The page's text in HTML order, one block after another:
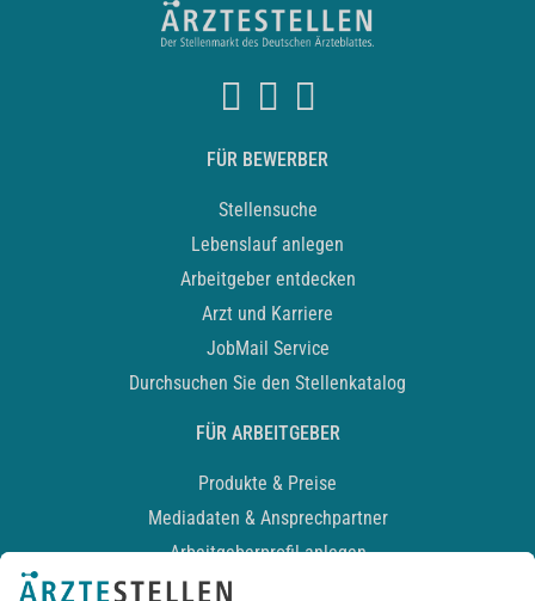
FÜR BEWERBER
Stellensuche
Lebenslauf anlegen
Arbeitgeber entdecken
Arzt und Karriere
JobMail Service
Durchsuchen Sie den Stellenkatalog
FÜR ARBEITGEBER
Produkte & Preise
Mediadaten & Ansprechpartner
Arbeitgeberprofil anlegen
Recruiting-Podcast